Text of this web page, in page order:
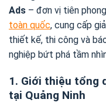
Ads – đơn vị tiên
toàn quốc, cung cấp
thiết kế, thi công và
nghiệp bứt phá tầm
1. Giới thiệu tổng
tại Quảng Ninh